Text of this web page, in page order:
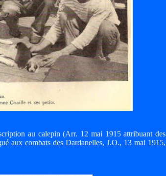
au calepin (Arr. 12 mai 1915 attribuant des
aux combats des Dardanelles, J.O., 13 mai 1915,